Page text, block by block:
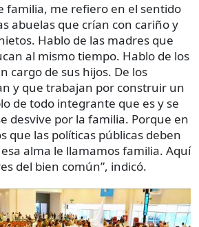
familia, me refiero en el sentido
abuelas que crían con cariño y
Hablo de las madres que
al mismo tiempo. Hablo de los
cargo de sus hijos. De los
y que trabajan por construir un
de todo integrante que es y se
desvive por la familia. Porque en
que las políticas públicas deben
alma le llamamos familia. Aquí
del bien común”, indicó.